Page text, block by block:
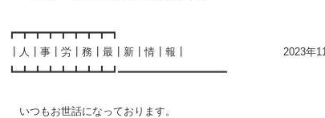
┏━┳━┳━┳━┳━┳━┳━┳━┓
┃人┃事┃労┃務┃最┃新┃情┃報┃
2023年
┗━┻━┻━┻━┻━┻━┻━┻━┛━━━━━━━━━━━━━━━━━
いつもお世話になっております。